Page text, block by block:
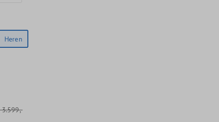
Heren
3.599,-